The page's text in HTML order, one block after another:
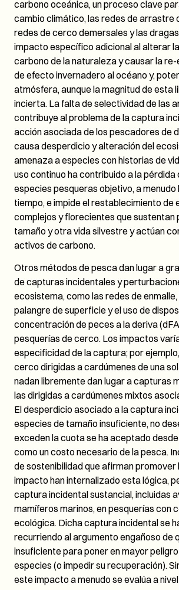
carbono oceánica, un proceso clave
cambio climático, las redes de arrastre
redes de cerco demersales y las
impacto específico adicional al alterar
carbono de la naturaleza y causar la
de efecto invernadero al océano y,
atmósfera, aunque la magnitud de esta
incierta. La falta de selectividad de las
contribuye al problema de la captura
acción asociada de los pescadores de
causa desperdicio y alteración del
amenaza a especies con historias de
uso continuo ha contribuido a la pérdida
especies pesqueras objetivo, a menudo
tiempo, e impide el restablecimiento de
complejos y florecientes que sustentan
tamaño y otra vida silvestre y actúan
activos de carbono.
Otros métodos de pesca dan lugar a
de capturas incidentales y
ecosistema, como las redes de
palangre de superficie y el uso de
concentración de peces a la deriva
pesquerías de cerco. Los impactos
especificidad de la captura; por
cerco dirigidas a cardúmenes de una
nadan libremente dan lugar a capturas
las dirigidas a cardúmenes mixtos
El desperdicio asociado a la captura
especies de tamaño insuficiente, no
exceden la cuota se ha aceptado
como un costo necesario de la pesca.
de sostenibilidad que afirman promover
impacto han internalizado esta lógica,
captura incidental sustancial, incluidas
mamíferos marinos, en pesquerías con
ecológica. Dicha captura incidental se
recurriendo al argumento engañoso de
insuficiente para poner en mayor
especies (o impedir su recuperación).
este impacto a menudo se evalúa a